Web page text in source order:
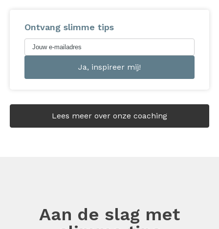
Ontvang slimme tips
Lees meer over onze coaching
Aan de slag met